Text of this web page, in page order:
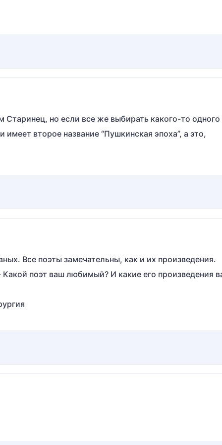
но если все же выбирать какого-то одного
второе название “Пушкинская эпоха”, а это,
Все поэты замечательны, как и их произведения.
поэт ваш любимый? И какие его произведения